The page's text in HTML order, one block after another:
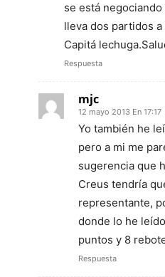
se está
lleva dos partidos
Capitá
Respuesta
mjc
12 mayo 2013 En 17:17
Yo también he
pero a mi me
sugerencia que
Creus tendría
representante,
donde lo he
puntos y 8
Respuesta